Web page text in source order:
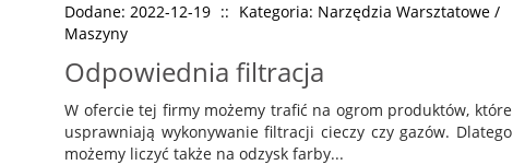
Dodane: 2022-12-19 :: Kategoria: Narzędzia Warsztatowe /
Maszyny
Odpowiednia filtracja
W ofercie tej firmy możemy trafić na ogrom produktów, które
usprawniają wykonywanie filtracji cieczy czy gazów. Dlatego
możemy liczyć także na odzysk farby...